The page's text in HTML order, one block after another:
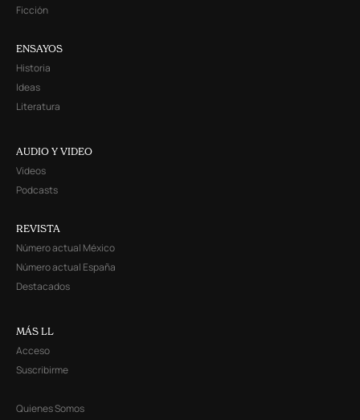
Ficción
ENSAYOS
Historia
Ideas
Literatura
AUDIO Y VIDEO
Videos
Podcasts
REVISTA
Número actual México
Número actual España
Destacados
MÁS LL
Acceso
Suscribirme
Quienes Somos